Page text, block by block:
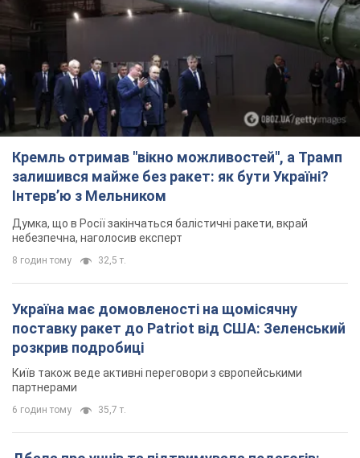
Кремль отримав "вікно можливостей", а Трамп
залишився майже без ракет: як бути Україні?
Інтерв’ю з Мельником
Думка, що в Росії закінчаться балістичні ракети, вкрай
небезпечна, наголосив експерт
8 годин тому 32,5 т.
Україна має домовленості на щомісячну
поставку ракет до Patriot від США: Зеленський
розкрив подробиці
Київ також веде активні переговори з європейськими
партнерами
6 годин тому 35,7 т.